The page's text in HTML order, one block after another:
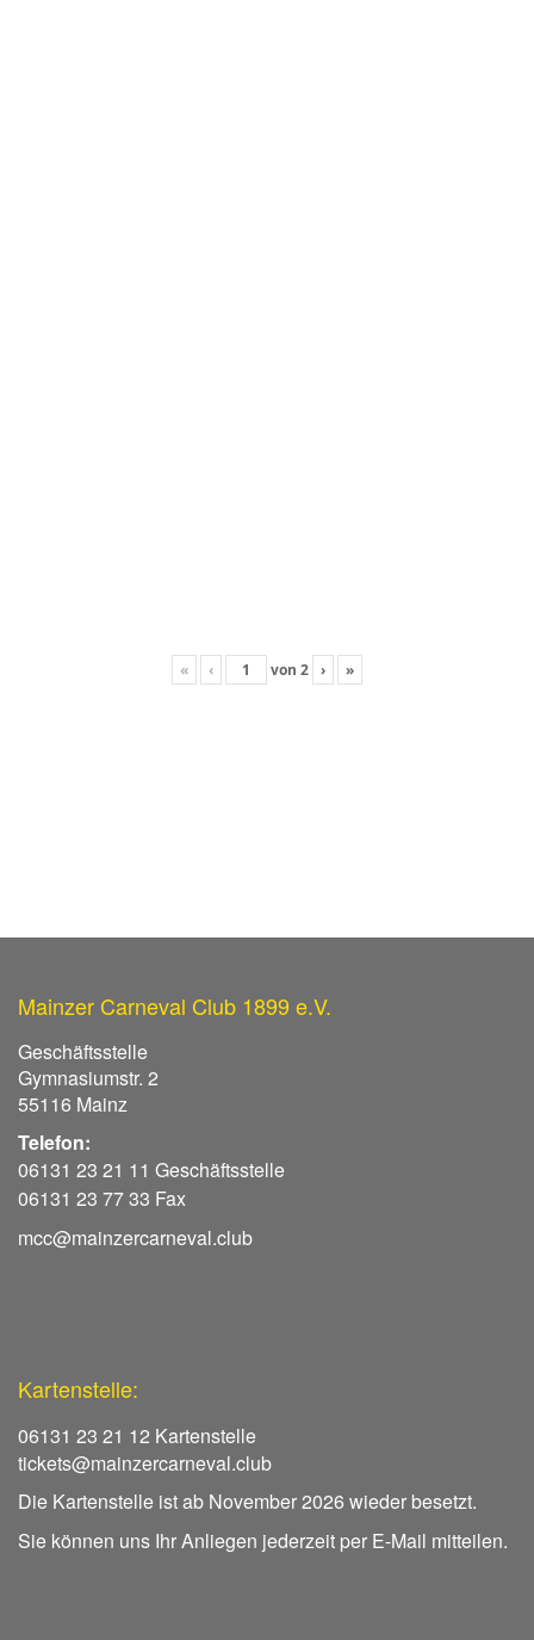
« ‹ von 2 › »
Mainzer Carneval Club 1899 e.V.
Geschäftsstelle
Gymnasiumstr. 2
55116 Mainz
Telefon:
06131 23 21 11 Geschäftsstelle
06131 23 77 33 Fax
mcc@mainzercarneval.club
Kartenstelle:
06131 23 21 12 Kartenstelle
tickets@mainzercarneval.club
Die Kartenstelle ist ab November 2026 wieder besetzt.
Sie können uns Ihr Anliegen jederzeit per E-Mail mitteilen.